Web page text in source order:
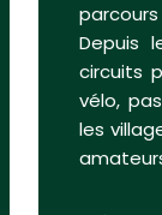
Depuis
circuits
vélo,
les